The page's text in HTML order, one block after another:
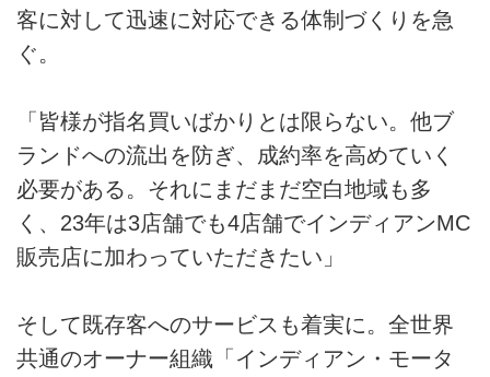
客に対して迅速に対応できる体制づくりを急
ぐ。
「皆様が指名買いばかりとは限らない。他ブ
ランドへの流出を防ぎ、成約率を高めていく
必要がある。それにまだまだ空白地域も多
く、23年は3店舗でも4店舗でインディアンMC
販売店に加わっていただきたい」
そして既存客へのサービスも着実に。全世界
共通のオーナー組織「インディアン・モータ